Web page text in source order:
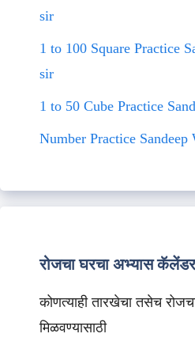
sir
1 to 100 Square Practice
sir
1 to 50 Cube Practice
Number Practice Sandeep
रोजचा घरचा अभ्यास कॅलेंडर
कोणत्याही तारखेचा तसेच
मिळवण्यासाठी